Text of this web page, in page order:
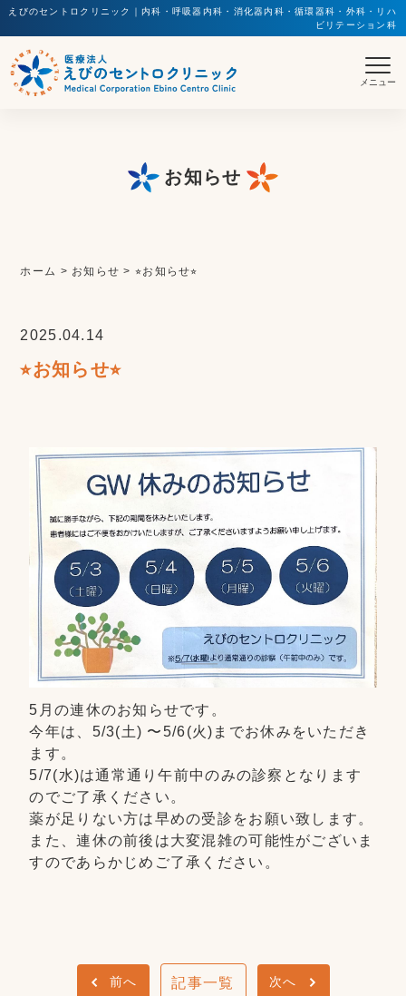
えびのセントロクリニック｜内科・呼吸器内科・消化器内科・循環器科・外科・リハ
ビリテーション科
お知らせ
ホーム > お知らせ >⭐︎お知らせ⭐︎
2025.04.14
⭐︎お知らせ⭐︎
5月の連休のお知らせです。
今年は、5/3(土) 〜5/6(火)までお休みをいただき
ます。
5/7(水)は通常通り午前中のみの診察となります
のでご了承ください。
薬が足りない方は早めの受診をお願い致します。
また、連休の前後は大変混雑の可能性がございま
すのであらかじめご了承ください。
前へ 記事一覧 次へ